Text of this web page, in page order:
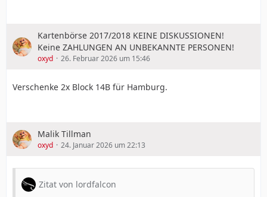
Kartenbörse 2017/2018 KEINE DISKUSSIONEN!
Keine ZAHLUNGEN AN UNBEKANNTE PERSONEN!
oxyd 26. Februar 2026 um 15:46
Verschenke 2x Block 14B für Hamburg.
Malik Tillman
oxyd 24. Januar 2026 um 22:13
Zitat von lordfalcon